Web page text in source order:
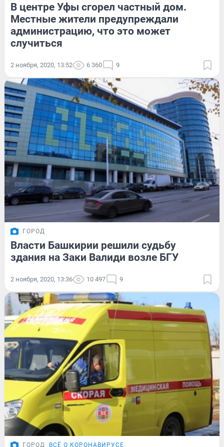
В центре Уфы сгорел частный дом.
Местные жители предупреждали
администрацию, что это может
случиться
2 ноября, 2020, 13:52 6 360 9
ГОРОД
Власти Башкирии решили судьбу
здания на Заки Валиди возле БГУ
2 ноября, 2020, 13:36 10 497 9
ГОРОД ВСЁ О КОРОНАВИРУСЕ